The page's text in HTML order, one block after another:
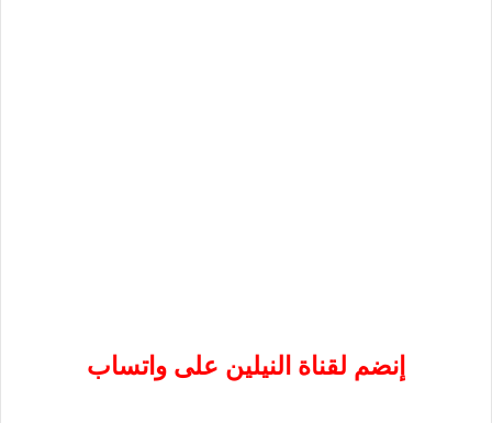
إنضم لقناة النيلين على واتساب